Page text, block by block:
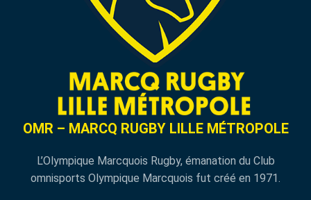
OMR – MARCQ RUGBY LILLE MÉTROPOLE
L’Olympique Marcquois Rugby, émanation du Club
omnisports Olympique Marcquois fut créé en 1971.